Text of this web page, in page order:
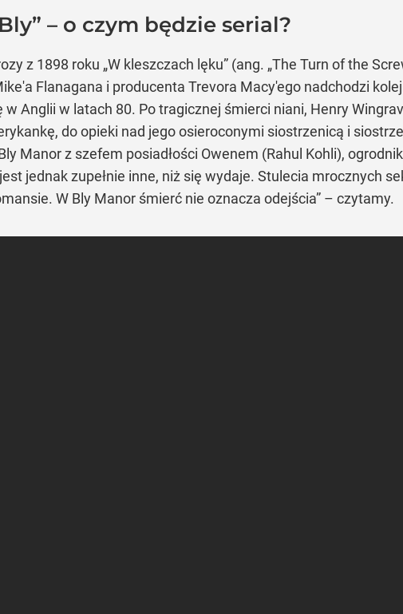
– o czym będzie serial?
z 1898 roku „W kleszczach lęku” (ang. „The Turn of the
Flanagana i producenta Trevora Macy'ego nadchodzi
w Anglii w latach 80. Po tragicznej śmierci niani, Henry
do opieki nad jego osieroconymi siostrzenicą i
Manor z szefem posiadłości Owenem (Rahul Kohli),
jednak zupełnie inne, niż się wydaje. Stulecia mrocznych
W Bly Manor śmierć nie oznacza odejścia” – czytamy.